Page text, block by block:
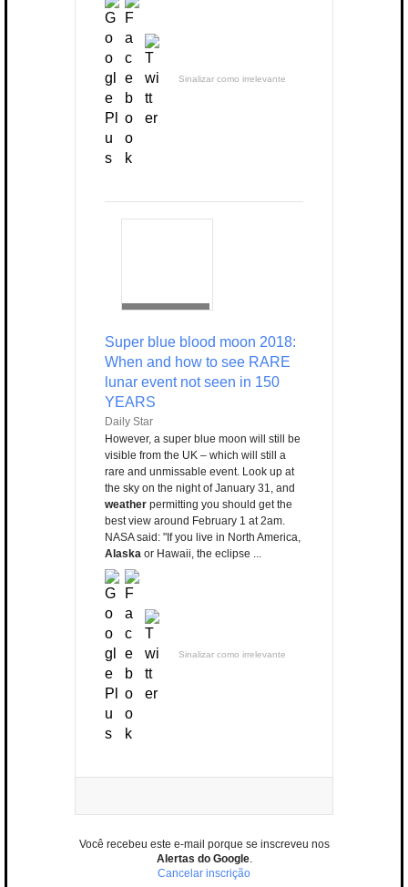
Sinalizar como irrelevante
Super blue blood moon 2018:
When and how to see RARE
lunar event not seen in 150
YEARS
Daily Star
However, a super blue moon will still be
visible from the UK – which will still a
rare and unmissable event. Look up at
the sky on the night of January 31, and
weather permitting you should get the
best view around February 1 at 2am.
NASA said: "If you live in North America,
Alaska or Hawaii, the eclipse ...
Sinalizar como irrelevante
Você recebeu este e-mail porque se inscreveu nos
Alertas do Google.
Cancelar inscrição